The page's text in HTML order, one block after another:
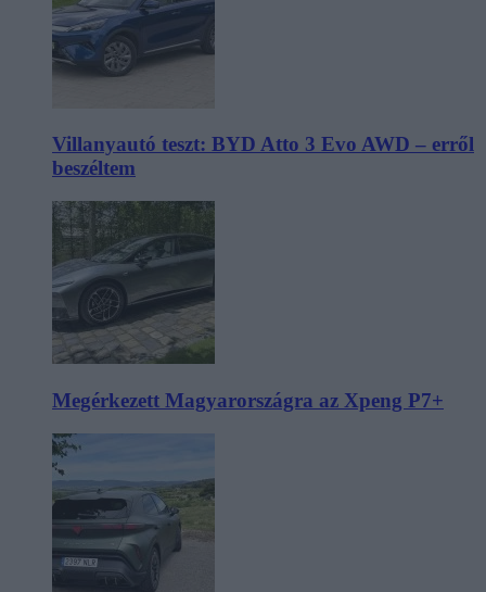
Villanyautó teszt: BYD Atto 3 Evo AWD – erről
beszéltem
Megérkezett Magyarországra az Xpeng P7+